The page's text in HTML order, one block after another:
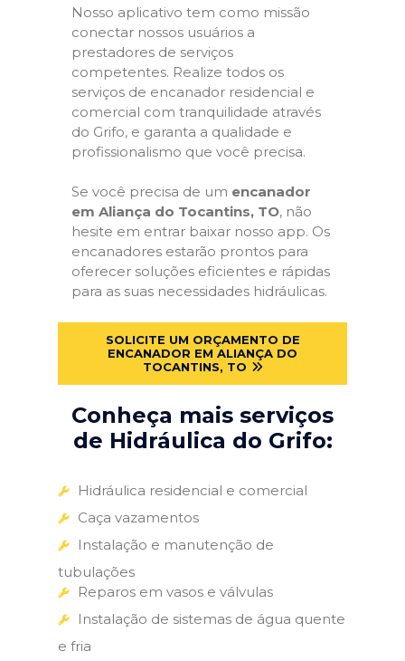
Nosso aplicativo tem como missão
conectar nossos usuários a
prestadores de serviços
competentes. Realize todos os
serviços de encanador residencial e
comercial com tranquilidade através
do Grifo, e garanta a qualidade e
profissionalismo que você precisa.
Se você precisa de um encanador
em Aliança do Tocantins, TO, não
hesite em entrar baixar nosso app. Os
encanadores estarão prontos para
oferecer soluções eficientes e rápidas
para as suas necessidades hidráulicas.
SOLICITE UM ORÇAMENTO DE
ENCANADOR EM ALIANÇA DO
TOCANTINS, TO
Conheça mais serviços
de Hidráulica do Grifo:
Hidráulica residencial e comercial
Caça vazamentos
Instalação e manutenção de
tubulações
Reparos em vasos e válvulas
Instalação de sistemas de água quente
e fria